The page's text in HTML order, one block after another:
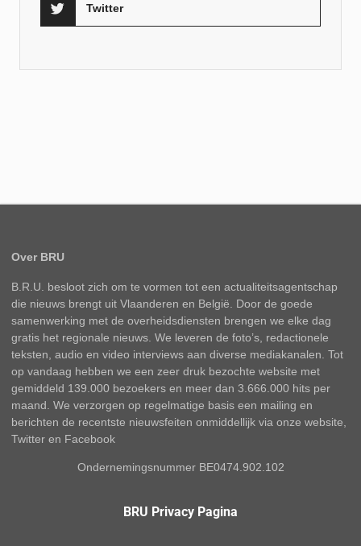
Twitter
Over BRU
B.R.U. besloot zich om te vormen tot een actualiteitsagentschap
die nieuws brengt uit Vlaanderen en België. Door de goede
samenwerking met de overheidsdiensten brengen we elke dag
gratis het regionale nieuws. We leveren de foto’s, redactionele
teksten, audio en video interviews aan diverse mediakanalen. Tot
op vandaag hebben we een zeer druk bezochte website met
gemiddeld 139.000 bezoekers en meer dan 3.666.000 hits per
maand. We verzorgen op regelmatige basis een mailing en
berichten de recentste nieuwsfeiten onmiddellijk via onze website,
Twitter en Facebook
Ondernemingsnummer BE0474.902.102
BRU Privacy Pagina